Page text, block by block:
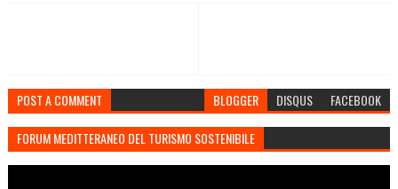
POST A COMMENT BLOGGER DISQUS FACEBOOK
FORUM MEDITTERANEO DEL TURISMO SOSTENIBILE